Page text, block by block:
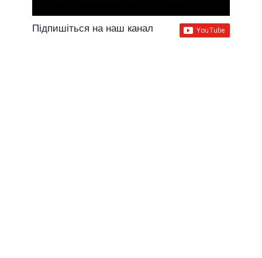
Підпишіться на наш канал